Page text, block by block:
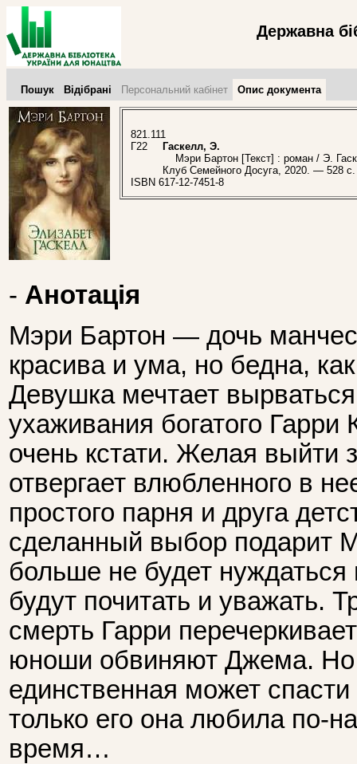
Державна
Пошук Відібрані Персональний кабінет Опис документа
821.111
Г22
Гаскелл, Э.
Мэри Бартон [Текст] : роман / Э.
Клуб Семейного Досуга, 2020. — 528 c.
ISBN 617-12-7451-8
- Анотація
Мэри Бартон — дочь
красива и ума, но бедна,
Девушка мечтает
ухаживания богатого
очень кстати. Желая выйти
отвергает влюбленного в
простого парня и друга
сделанный выбор подарит
больше не будет
будут почитать и уважать.
смерть Гарри
юноши обвиняют Джема.
единственная может
только его она любила по-
время…